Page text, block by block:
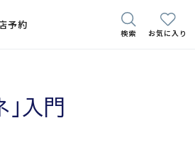
予約
検索 お気に入り
入門